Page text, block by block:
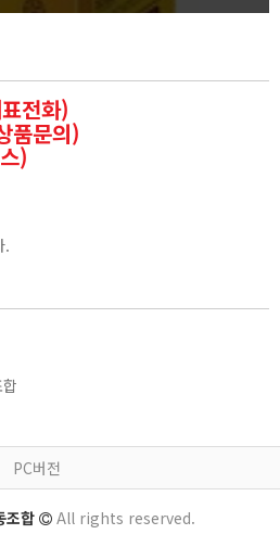
전화)
문의)
)
.
PC버전
조합 All rights reserved.